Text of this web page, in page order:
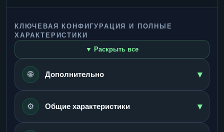
КЛЮЧЕВАЯ КОНФИГУРАЦИЯ И ПОЛНЫЕ
ХАРАКТЕРИСТИКИ
▼ Раскрыть все
🌐 Дополнительно ▾
⚙️ Общие характеристики ▾